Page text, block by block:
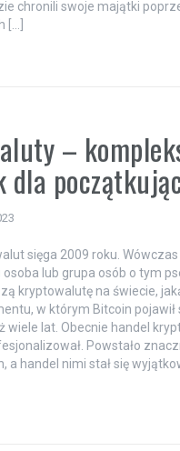
chronili swoje majątki
[…]
–
dla
sięga 2009 roku.
osoba lub grupa osób o tym
kryptowalutę na świecie,
w którym Bitcoin pojawił
wiele lat. Obecnie handel
Powstało
a handel nimi stał się